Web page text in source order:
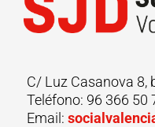
C/ Luz Casanova 8,
Teléfono: 96 366 50
Email: